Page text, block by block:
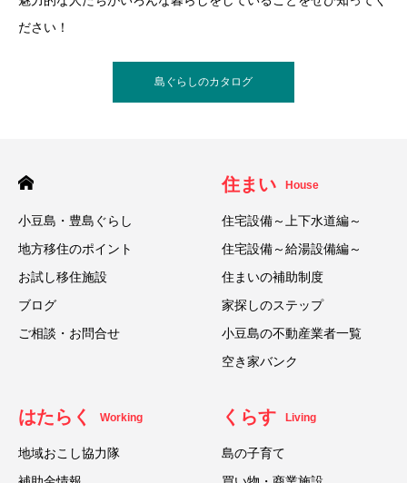
ださい！
島ぐらしのカタログ
小豆島・豊島ぐらし
地方移住のポイント
お試し移住施設
ブログ
ご相談・お問合せ
住まい House
住宅設備～上下水道編～
住宅設備～給湯設備編～
住まいの補助制度
家探しのステップ
小豆島の不動産業者一覧
空き家バンク
はたらく Working
地域おこし協力隊
くらす Living
島の子育て